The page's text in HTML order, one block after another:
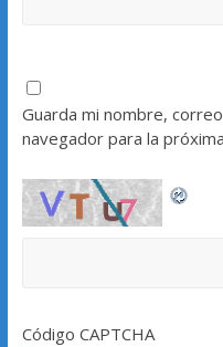
Guarda mi nombre,
navegador para la
Código CAPTCHA